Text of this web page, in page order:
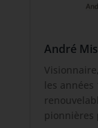
André
les
pionnières